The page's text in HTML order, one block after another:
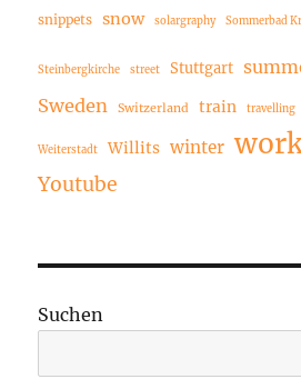
snippets snow solargraphy Sommerbad
Steinbergkirche street Stuttgart
Sweden Switzerland train travelling
Weiterstadt Willits winter
Youtube
Suchen